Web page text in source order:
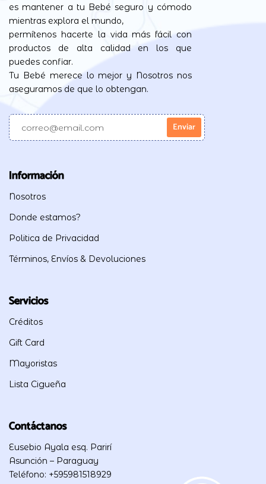
es mantener a tu Bebé seguro y cómodo
mientras explora el mundo,
permítenos hacerte la vida más fácil con
productos de alta calidad en los que
puedes confiar.
Tu Bebé merece lo mejor y Nosotros nos
aseguramos de que lo obtengan.
Información
Nosotros
Donde estamos?
Politica de Privacidad
Términos, Envíos & Devoluciones
Servicios
Créditos
Gift Card
Mayoristas
Lista Cigueña
Contáctanos
Eusebio Ayala esq. Parirí
Asunción – Paraguay
Teléfono: +595981518929